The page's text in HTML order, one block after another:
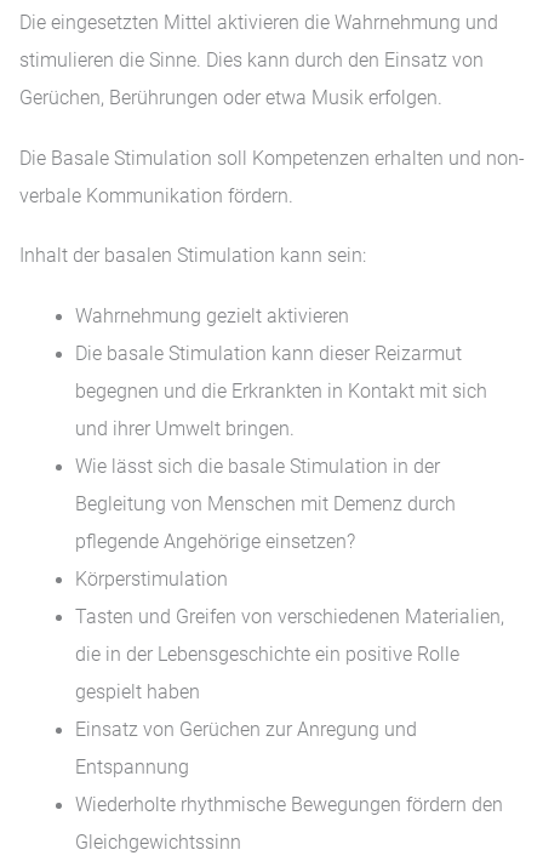
Die eingesetzten Mittel aktivieren die Wahrnehmung und
stimulieren die Sinne. Dies kann durch den Einsatz von
Gerüchen, Berührungen oder etwa Musik erfolgen.
Die Basale Stimulation soll Kompetenzen erhalten und non-
verbale Kommunikation fördern.
Inhalt der basalen Stimulation kann sein:
Wahrnehmung gezielt aktivieren
Die basale Stimulation kann dieser Reizarmut
begegnen und die Erkrankten in Kontakt mit sich
und ihrer Umwelt bringen.
Wie lässt sich die basale Stimulation in der
Begleitung von Menschen mit Demenz durch
pflegende Angehörige einsetzen?
Körperstimulation
Tasten und Greifen von verschiedenen Materialien,
die in der Lebensgeschichte ein positive Rolle
gespielt haben
Einsatz von Gerüchen zur Anregung und
Entspannung
Wiederholte rhythmische Bewegungen fördern den
Gleichgewichtssinn